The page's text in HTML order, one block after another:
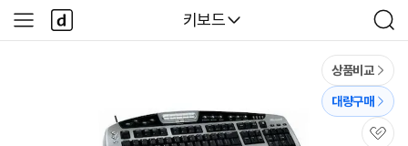
다나와
키보드
검
색
사
이
다
나
와
상품비교
대량구매